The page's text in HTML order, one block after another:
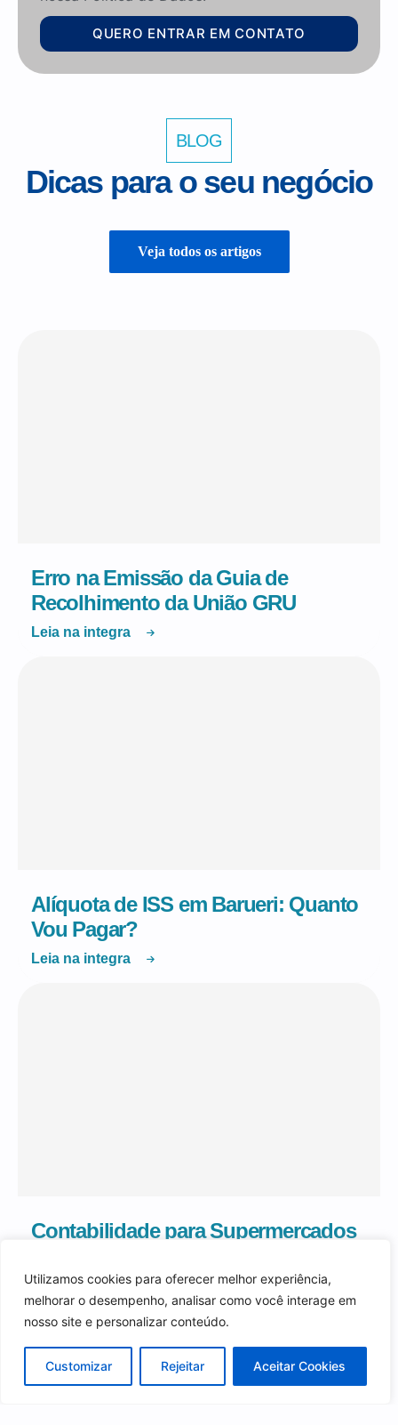
Utilizamos cookies para oferecer melhor experiência,
melhorar o desempenho, analisar como você interage em
nosso site e personalizar conteúdo.
Customizar Rejeitar Aceitar Cookies
QUERO ENTRAR EM CONTATO
BLOG
Dicas para o seu negócio
Veja todos os artigos
Erro na Emissão da Guia de
Recolhimento da União GRU
Leia na integra
Alíquota de ISS em Barueri: Quanto
Vou Pagar?
Leia na integra
Contabilidade para Supermercados
Leia na integra